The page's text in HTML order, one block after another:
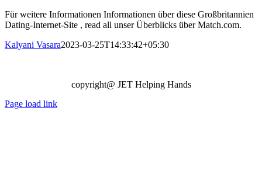
Für weitere Informationen Informationen über diese Großbritannien
Dating-Internet-Site , read all unser Überblicks über Match.com.
Kalyani Vasara2023-03-25T14:33:42+05:30
copyright@ JET Helping Hands
Page load link